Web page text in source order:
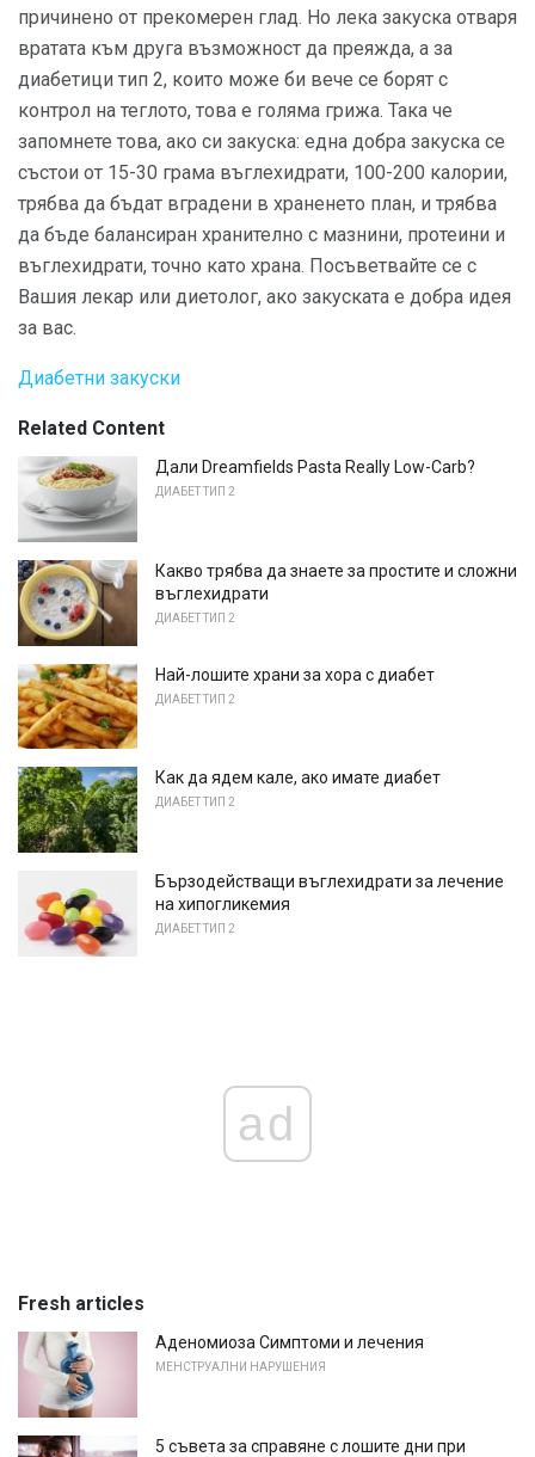
причинено от прекомерен глад. Но лека закуска отваря
вратата към друга възможност да преяжда, а за
диабетици тип 2, които може би вече се борят с
контрол на теглото, това е голяма грижа. Така че
запомнете това, ако си закуска: една добра закуска се
състои от 15-30 грама въглехидрати, 100-200 калории,
трябва да бъдат вградени в храненето план, и трябва
да бъде балансиран хранително с мазнини, протеини и
въглехидрати, точно като храна. Посъветвайте се с
Вашия лекар или диетолог, ако закуската е добра идея
за вас.
Диабетни закуски
Related Content
Дали Dreamfields Pasta Really Low-Carb?
ДИАБЕТ ТИП 2
Какво трябва да знаете за простите и сложни
въглехидрати
ДИАБЕТ ТИП 2
Най-лошите храни за хора с диабет
ДИАБЕТ ТИП 2
Как да ядем кале, ако имате диабет
ДИАБЕТ ТИП 2
Бързодействащи въглехидрати за лечение
на хипогликемия
ДИАБЕТ ТИП 2
ad
Fresh articles
Аденомиоза Симптоми и лечения
МЕНСТРУАЛНИ НАРУШЕНИЯ
5 съвета за справяне с лошите дни при